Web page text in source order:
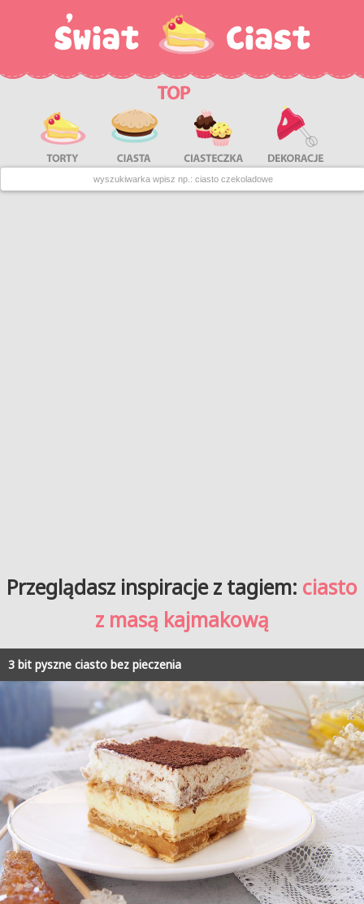
Przeglądasz inspiracje z tagiem: ciasto
z masą kajmakową
3 bit pyszne ciasto bez pieczenia